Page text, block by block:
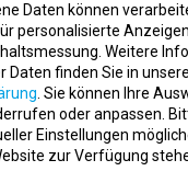
Fitnessbereich:
(z. B. B-Lizenz
Du
& Gesundheit – und
Daten können
personalisierte
Weitere
Daten finden Sie in
. Sie können Ihre
oder anpassen.
Einstellungen
zur Verfügung